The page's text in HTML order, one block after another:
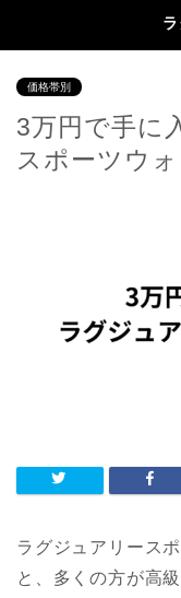
価格帯別
3万円で手に
スポーツウ
ラグジュアリース
と、多くの方が高